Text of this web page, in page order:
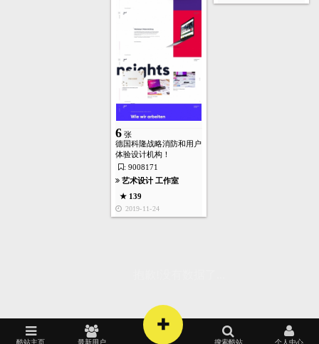
6 张
德国科隆战略消防和用户
体验设计机构！
: 9008171
艺术设计 工作室
★ 139
2019-11-24
+
酷站主页 最新用户 搜索酷站 个人中心